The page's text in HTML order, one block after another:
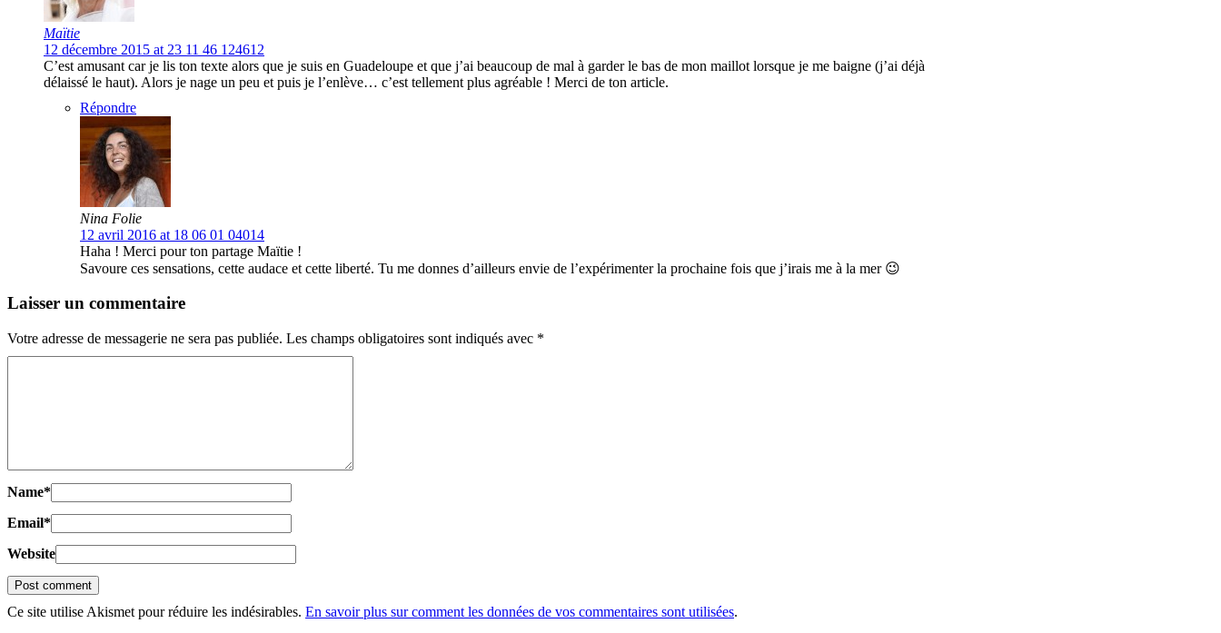
Maïtie
12 décembre 2015 at 23 11 46 124612
C’est amusant car je lis ton texte alors que je suis en Guadeloupe et que j’ai beaucoup de mal à garder le bas de mon maillot lorsque je me baigne (j’ai déjà
délaissé le haut). Alors je nage un peu et puis je l’enlève… c’est tellement plus agréable ! Merci de ton article.
Répondre
Nina Folie
12 avril 2016 at 18 06 01 04014
Haha ! Merci pour ton partage Maïtie !
Savoure ces sensations, cette audace et cette liberté. Tu me donnes d’ailleurs envie de l’expérimenter la prochaine fois que j’irais me à la mer 😉
Laisser un commentaire
Votre adresse de messagerie ne sera pas publiée. Les champs obligatoires sont indiqués avec *
Name*
Email*
Website
Ce site utilise Akismet pour réduire les indésirables. En savoir plus sur comment les données de vos commentaires sont utilisées.